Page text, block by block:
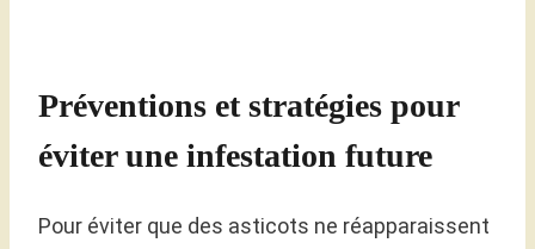
Préventions et stratégies pour
éviter une infestation future
Pour éviter que des asticots ne réapparaissent